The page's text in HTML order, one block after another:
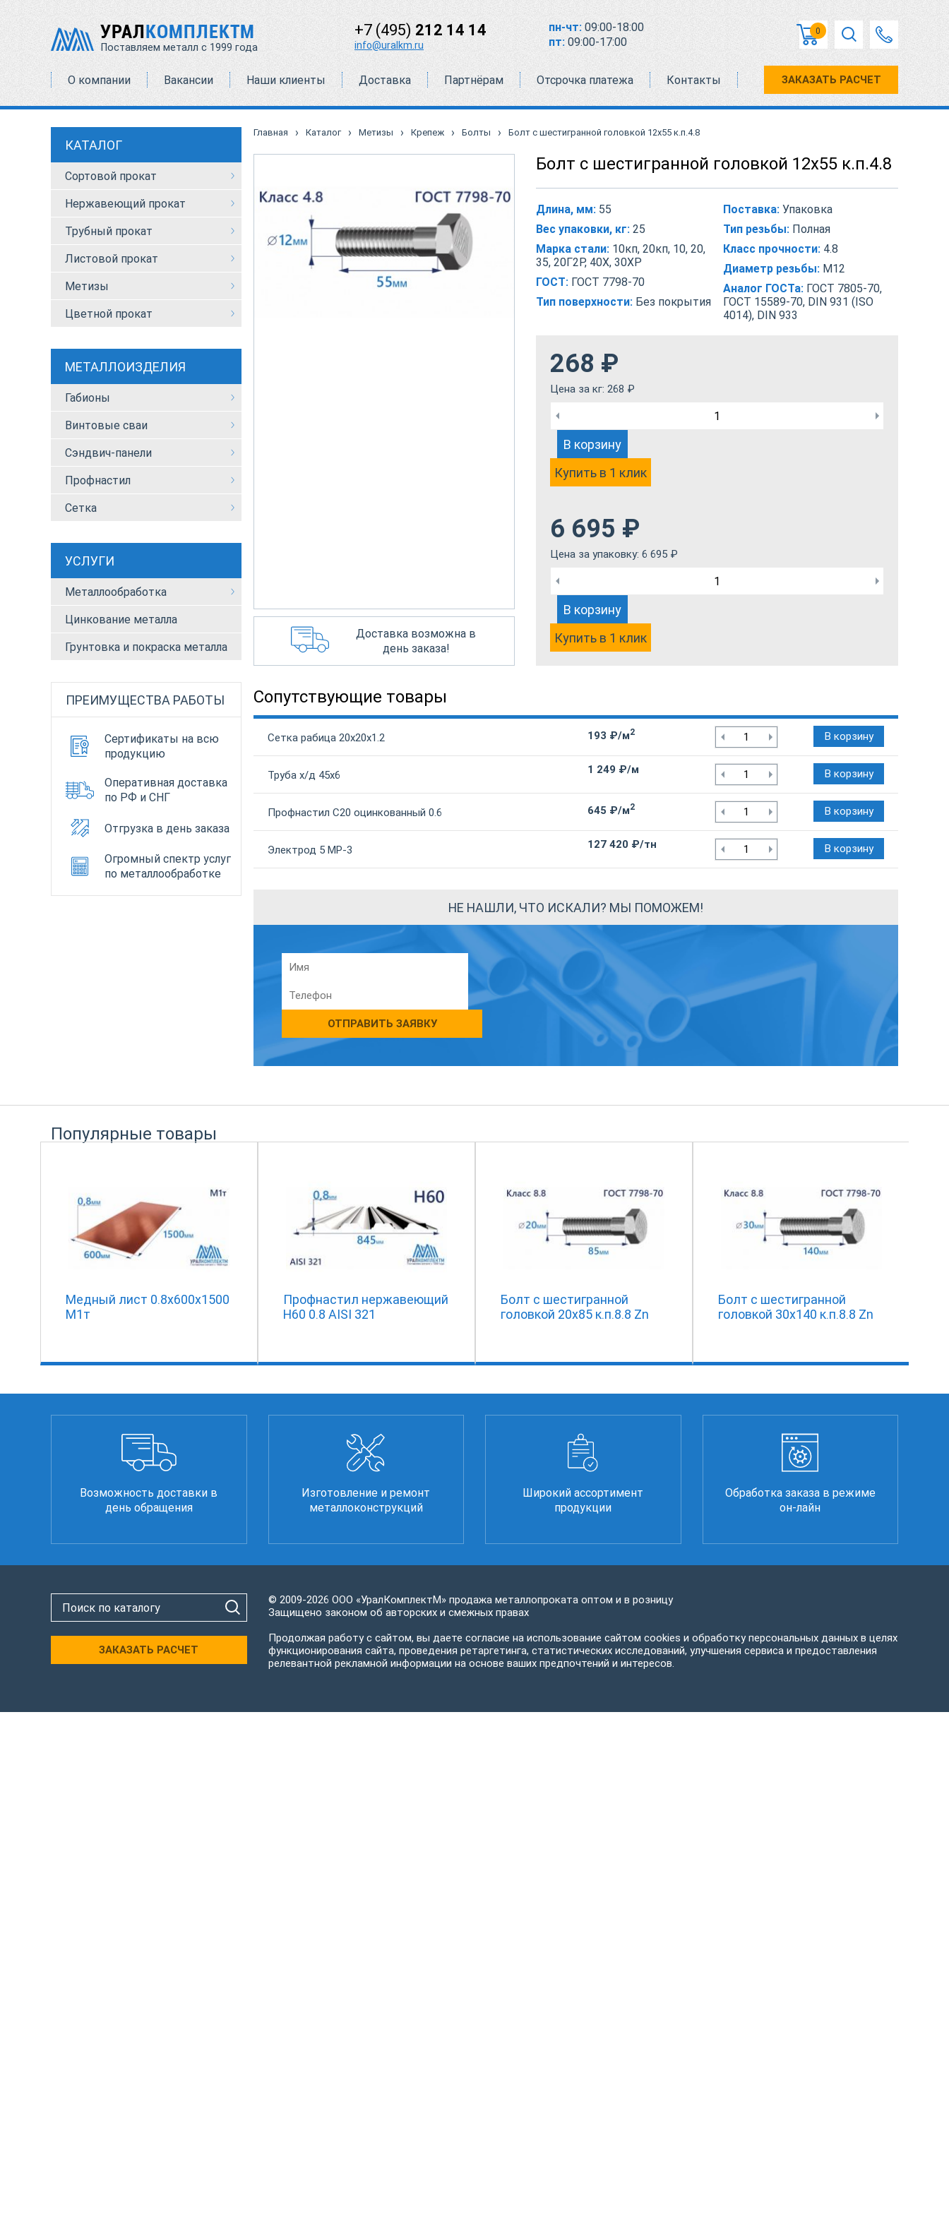
УРАЛКОМПЛЕКТМ
Поставляем металл с 1999 года
+7 (495) 212 14 14
info@uralkm.ru
пн-чт: 09:00-18:00
пт: 09:00-17:00
0
О компании Вакансии Наши клиенты Доставка Партнёрам Отсрочка платежа Контакты ЗАКАЗАТЬ РАСЧЕТ
КАТАЛОГ
Сортовой прокат
Нержавеющий прокат
Трубный прокат
Листовой прокат
Метизы
Цветной прокат
МЕТАЛЛОИЗДЕЛИЯ
Габионы
Винтовые сваи
Сэндвич-панели
Профнастил
Сетка
УСЛУГИ
Металлообработка
Цинкование металла
Грунтовка и покраска металла
ПРЕИМУЩЕСТВА РАБОТЫ
Сертификаты на всю
продукцию
Оперативная доставка
по РФ и СНГ
Отгрузка в день заказа
Огромный спектр услуг
по металлообработке
Главная › Каталог › Метизы › Крепеж › Болты › Болт с шестигранной головкой 12х55 к.п.4.8
Доставка возможна в
день заказа!
Болт с шестигранной головкой 12х55 к.п.4.8
Длина, мм: 55
Вес упаковки, кг: 25
Марка стали: 10кп, 20кп, 10, 20,
35, 20Г2Р, 40Х, 30ХР
ГОСТ: ГОСТ 7798-70
Тип поверхности: Без покрытия
Поставка: Упаковка
Тип резьбы: Полная
Класс прочности: 4.8
Диаметр резьбы: М12
Аналог ГОСТа: ГОСТ 7805-70,
ГОСТ 15589-70, DIN 931 (ISO
4014), DIN 933
268 ₽
Цена за кг: 268 ₽
В корзину
Купить в 1 клик
6 695 ₽
Цена за упаковку: 6 695 ₽
В корзину
Купить в 1 клик
Сопутствующие товары
Сетка рабица 20х20х1.2 193 ₽/м2 В корзину
Труба х/д 45х6 1 249 ₽/м В корзину
Профнастил С20 оцинкованный 0.6 645 ₽/м2 В корзину
Электрод 5 МР-3 127 420 ₽/тн В корзину
НЕ НАШЛИ, ЧТО ИСКАЛИ? МЫ ПОМОЖЕМ!
ОТПРАВИТЬ ЗАЯВКУ
Популярные товары
Медный лист 0.8х600х1500
М1т
Профнастил нержавеющий
Н60 0.8 AISI 321
Болт с шестигранной
головкой 20х85 к.п.8.8 Zn
Болт с шестигранной
головкой 30х140 к.п.8.8 Zn
Возможность доставки в
день обращения
Изготовление и ремонт
металлоконструкций
Широкий ассортимент
продукции
Обработка заказа в режиме
он-лайн
ЗАКАЗАТЬ РАСЧЕТ
© 2009-2026 ООО «УралКомплектМ» продажа металлопроката оптом и в розницу
Защищено законом об авторских и смежных правах
Продолжая работу с сайтом, вы даете согласие на использование сайтом cookies и обработку персональных данных в целях
функционирования сайта, проведения ретаргетинга, статистических исследований, улучшения сервиса и предоставления
релевантной рекламной информации на основе ваших предпочтений и интересов.